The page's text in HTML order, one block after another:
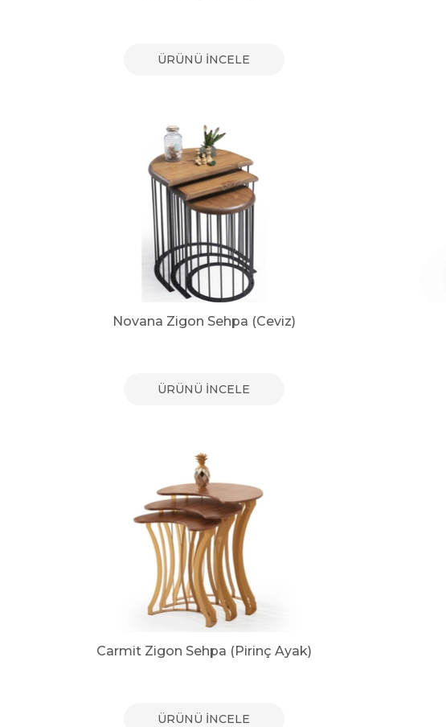
ÜRÜNÜ İNCELE
Novana Zigon Sehpa (Ceviz)
ÜRÜNÜ İNCELE
Carmit Zigon Sehpa (Pirinç Ayak)
ÜRÜNÜ İNCELE